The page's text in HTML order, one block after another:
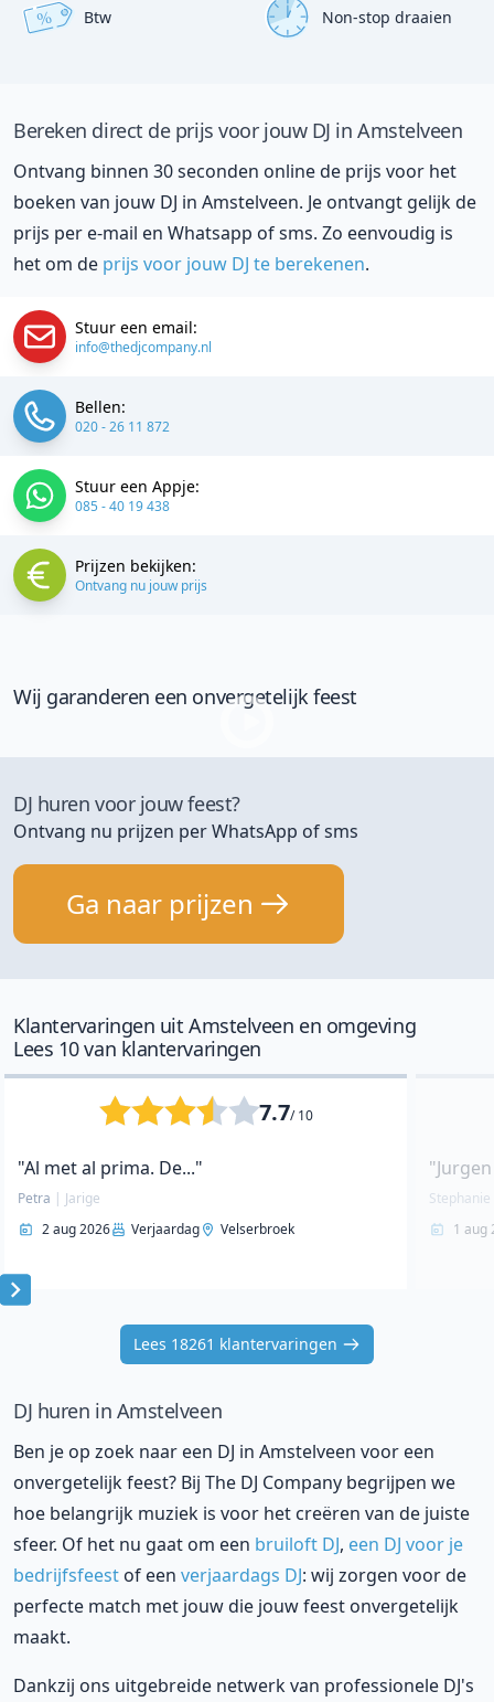
% Btw Non-stop draaien
Bereken direct de prijs voor jouw DJ in Amstelveen
Ontvang binnen 30 seconden online de prijs voor het
boeken van jouw DJ in Amstelveen. Je ontvangt gelijk de
prijs per e-mail en Whatsapp of sms. Zo eenvoudig is
het om de prijs voor jouw DJ te berekenen.
Stuur een email:
info@thedjcompany.nl
Bellen:
020 - 26 11 872
Stuur een Appje:
085 - 40 19 438
Prijzen bekijken:
Ontvang nu jouw prijs
Wij garanderen een onvergetelijk feest
DJ huren voor jouw feest?
Ontvang nu prijzen per WhatsApp of sms
Ga naar prijzen
Klantervaringen uit Amstelveen en omgeving
Lees 10 van klantervaringen
7.7/ 10
"Al met al prima. De..."
Petra | Jarige
2 aug 2026
Verjaardag Velserbroek
Stephanie
1 aug
Item
Lees 18261 klantervaringen
DJ huren in Amstelveen
Ben je op zoek naar een DJ in Amstelveen voor een
onvergetelijk feest? Bij The DJ Company begrijpen we
hoe belangrijk muziek is voor het creëren van de juiste
sfeer. Of het nu gaat om een bruiloft DJ, een DJ voor je
bedrijfsfeest of een verjaardags DJ: wij zorgen voor de
perfecte match met jouw die jouw feest onvergetelijk
maakt.
Dankzij ons uitgebreide netwerk van professionele DJ's